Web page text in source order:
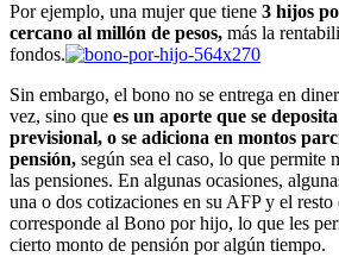
Por ejemplo, una mujer que tiene 3 hijos
cercano al millón de pesos, más la
fondos.
Sin embargo, el bono no se entrega en
vez, sino que es un aporte que se
previsional, o se adiciona en montos
pensión, según sea el caso, lo que permite
las pensiones. En algunas ocasiones,
una o dos cotizaciones en su AFP y el
corresponde al Bono por hijo, lo que les
cierto monto de pensión por algún tiempo.